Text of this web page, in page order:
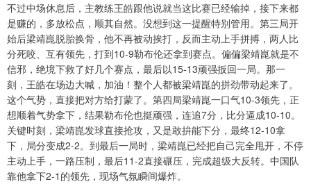
不过中场休息后，主教练王皓跟他说就当这比赛已经输掉，接下来都
是赚的，多放松点，顺其自然。没想到这一提醒特别管用。第三局开
始后梁靖崑脱胎换骨，他不再被动挨打，反而主动上手拼搏，两人比
分死咬、互有领先，打到10-9勒布伦还拿到赛点。偏偏梁靖崑就是不
信邪，绝境下救了好几个赛点，最后以15-13顽强扳回一局。那一
刻，王皓在场边大喊，加油！整个人都被梁靖崑的拼劲带动起来了。
这个气势，直接把对方给打蒙了。第四局梁靖崑一口气10-3领先，正
想顺着气势拿下，结果勒布伦也挺顽强，连追7分，比分逼成10-10。
关键时刻，梁靖崑发球直接抢攻，又是敢拚能下分，最终12-10拿
下，局分变成2-2。到最后一局时，梁靖崑已经把自己完全甩开，不停
主动上手，一路压制，最后11-2直接碾压，完成超级大反转。中国队
靠他拿下2-1的领先，现场气氛瞬间爆炸。